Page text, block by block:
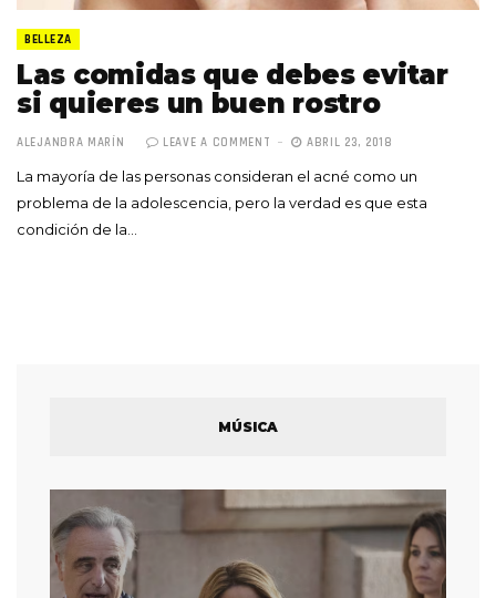
BELLEZA
Las comidas que debes evitar
si quieres un buen rostro
ALEJANDRA MARÍN LEAVE A COMMENT ABRIL 23, 2018
La mayoría de las personas consideran el acné como un
problema de la adolescencia, pero la verdad es que esta
condición de la…
MÚSICA